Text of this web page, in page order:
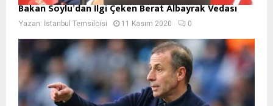
Bakan Soylu’dan İlgi Çeken Berat Albayrak Vedası
Yazan: İstanbul Temsilcisi 11 Kasım 2020 0